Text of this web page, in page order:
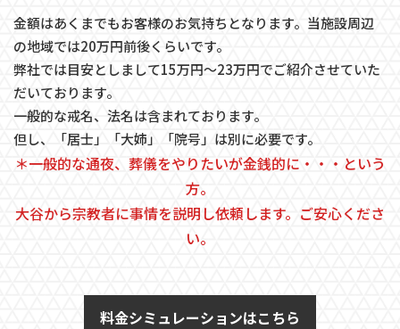
金額はあくまでもお客様のお気持ちとなります。当施設周辺
の地域では20万円前後くらいです。
弊社では目安としまして15万円～23万円でご紹介させていた
だいております。
一般的な戒名、法名は含まれております。
但し、「居士」「大姉」「院号」は別に必要です。
＊一般的な通夜、葬儀をやりたいが金銭的に・・・という
方。
大谷から宗教者に事情を説明し依頼します。ご安心くださ
い。
料金シミュレーションはこちら